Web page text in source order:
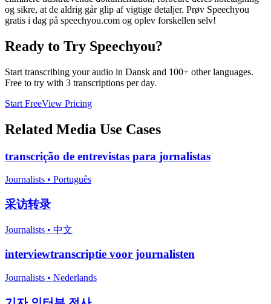
og sikre, at de aldrig går glip af vigtige detaljer. Prøv Speechyou
gratis i dag på speechyou.com og oplev forskellen selv!
Ready to Try Speechyou?
Start transcribing your audio in Dansk and 100+ other languages.
Free to try with 3 transcriptions per day.
Start FreeView Pricing
Related Media Use Cases
transcrição de entrevistas para jornalistas
Journalists • Português
采访转录
Journalists • 中文
interviewtranscriptie voor journalisten
Journalists • Nederlands